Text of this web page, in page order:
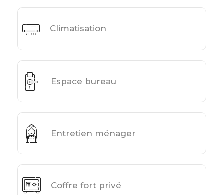
Climatisation
Espace bureau
Entretien ménager
Coffre fort privé